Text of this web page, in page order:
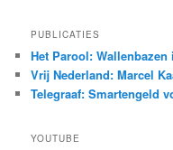
PUBLICATIES
Het Parool: Wallenbazen
Vrij Nederland: Marcel
Telegraaf: Smartengeld
YOUTUBE